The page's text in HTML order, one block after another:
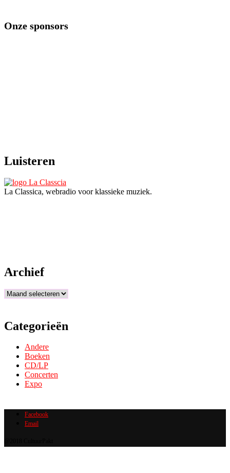
Onze sponsors
Luisteren
La Classica, webradio voor klassieke muziek.
Archief
Archief
Categorieën
Andere
Boeken
CD/LP
Concerten
Expo
Facebook
Email